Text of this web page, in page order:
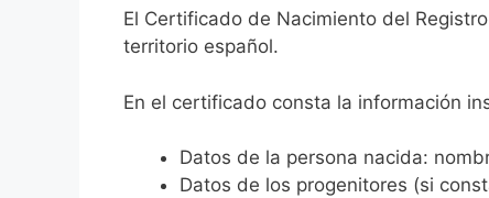
El Certificado de Nacimiento del
territorio español.
En el certificado consta la información
Datos de la persona nacida:
Datos de los progenitores (si